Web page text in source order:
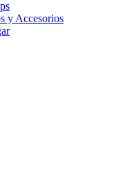
y Accesorios